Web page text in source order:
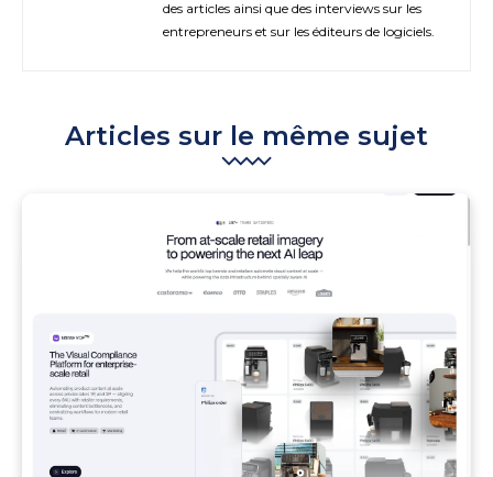
des articles ainsi que des interviews sur les
entrepreneurs et sur les éditeurs de logiciels.
Articles sur le même sujet